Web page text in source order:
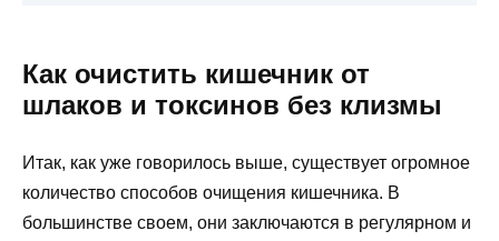
Как очистить кишечник от
шлаков и токсинов без клизмы
Итак, как уже говорилось выше, существует огромное
количество способов очищения кишечника. В
большинстве своем, они заключаются в регулярном и